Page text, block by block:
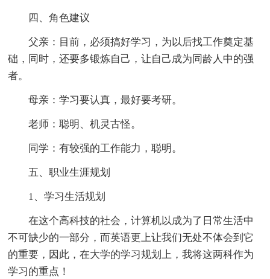
四、角色建议
父亲：目前，必须搞好学习，为以后找工作奠定基
础，同时，还要多锻炼自己，让自己成为同龄人中的强
者。
母亲：学习要认真，最好要考研。
老师：聪明、机灵古怪。
同学：有较强的工作能力，聪明。
五、职业生涯规划
1、学习生活规划
在这个高科技的社会，计算机以成为了日常生活中
不可缺少的一部分，而英语更上让我们无处不体会到它
的重要，因此，在大学的学习规划上，我将这两科作为
学习的重点！